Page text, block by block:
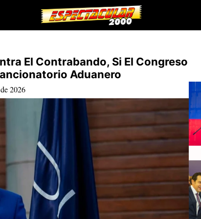
El Contrabando, Si El Congreso
Aduanero
2026